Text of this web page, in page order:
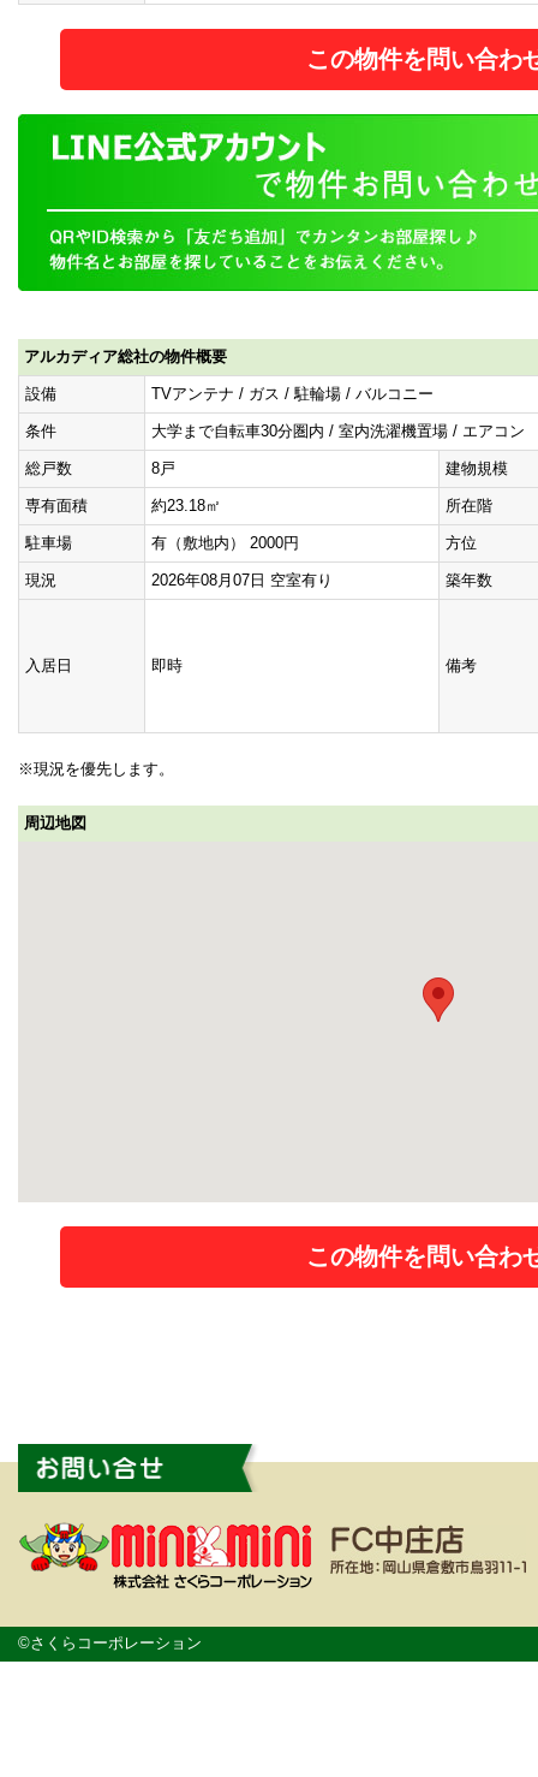
この物件を問い合わ
アルカディア総社の物件概要
設備 TVアンテナ / ガス / 駐輪場 / バルコニー
条件 大学まで自転車30分圏内 / 室内洗濯機置場 / エアコン
総戸数 8戸 建物規模
専有面積 約23.18㎡ 所在階
駐車場 有（敷地内） 2000円 方位
現況 2026年08月07日 空室有り 築年数
入居日 即時 備考
※現況を優先します。
周辺地図
この物件を問い合わ
©さくらコーポレーション